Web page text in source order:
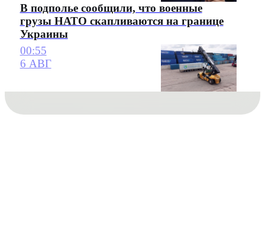
В подполье сообщили, что военные
грузы НАТО скапливаются на границе
Украины
00:55
6 АВГ